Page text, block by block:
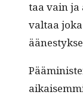
taa vain
val­taa